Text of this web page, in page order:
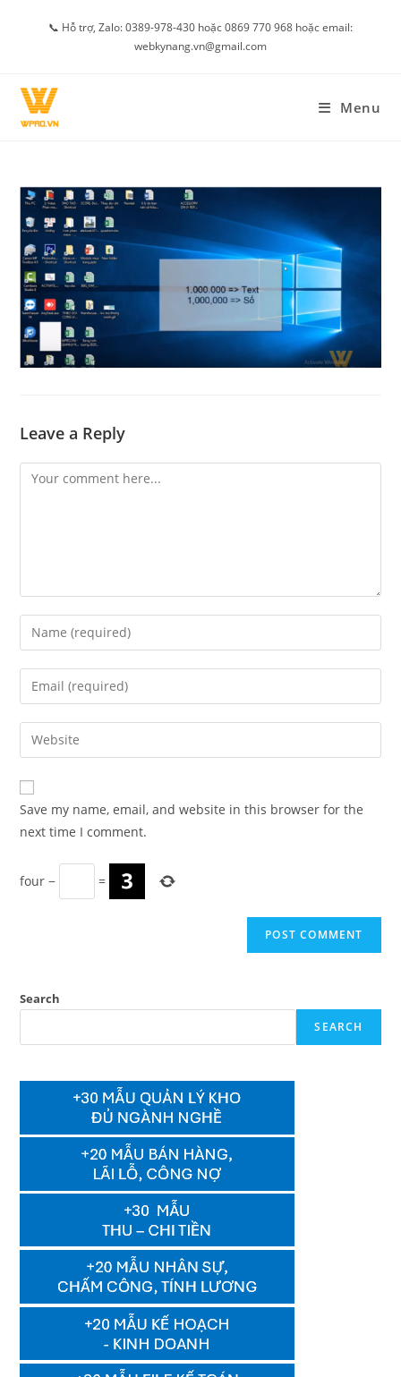
📞 Hỗ trợ, Zalo: 0389-978-430 hoặc 0869 770 968 hoặc email:
webkynang.vn@gmail.com
Menu
Leave a Reply
Comment
Enter
your
name
comment
Enter
your
email
address
comment
Enter
your
website
URL
(optional)
Save my name, email, and website in this browser for the
next time I comment.
four − =
Search
SEARCH